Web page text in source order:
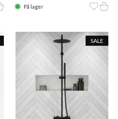
På lager
SALE